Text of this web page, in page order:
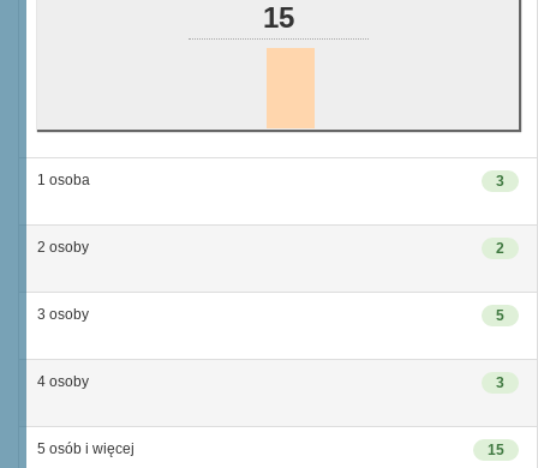
15
3
1 osoba
2
2 osoby
5
3 osoby
3
4 osoby
15
5 osób i więcej